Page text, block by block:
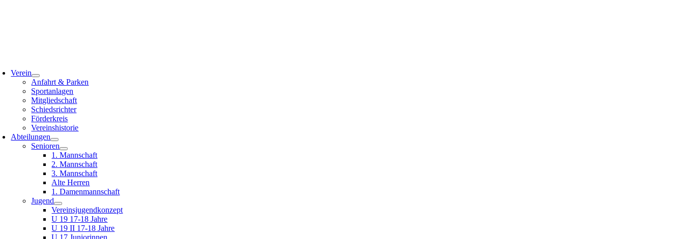
Verein
Anfahrt & Parken
Sportanlagen
Mitgliedschaft
Schiedsrichter
Förderkreis
Vereinshistorie
Abteilungen
Senioren
1. Mannschaft
2. Mannschaft
3. Mannschaft
Alte Herren
1. Damenmannschaft
Jugend
Vereinsjugendkonzept
U 19 17-18 Jahre
U 19 II 17-18 Jahre
U 17 Juniorinnen